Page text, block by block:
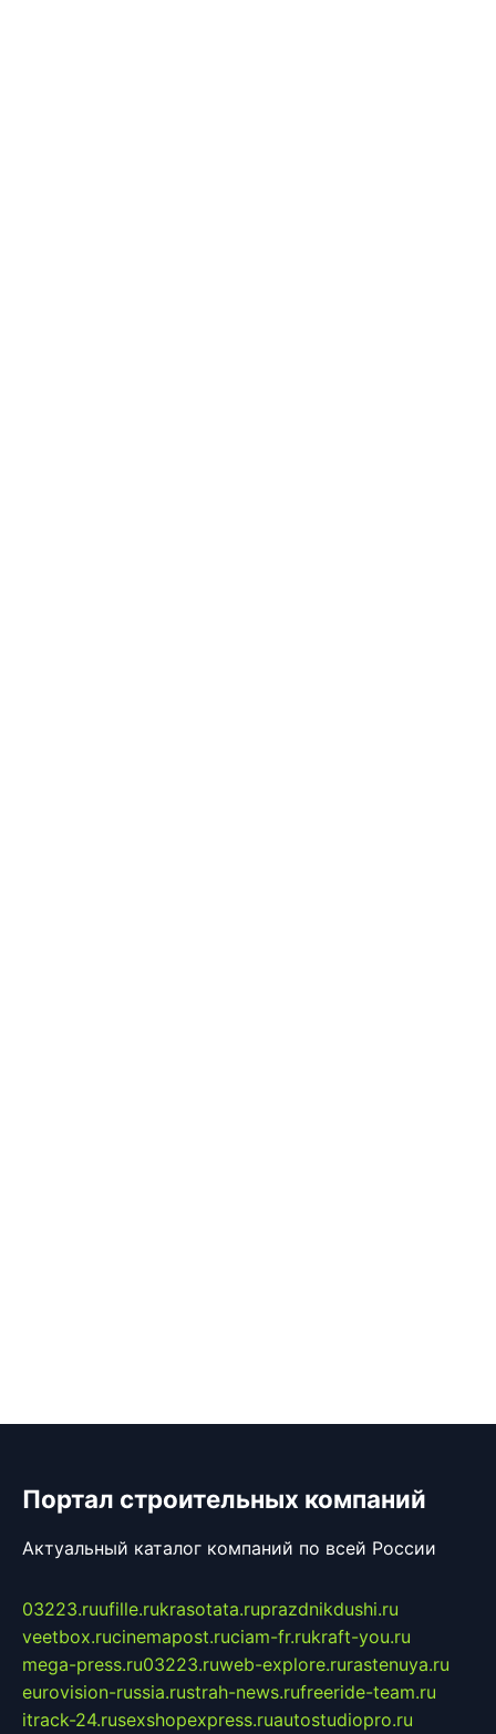
Портал строительных компаний
Актуальный каталог компаний по всей России
03223.ruufille.rukrasotata.ruprazdnikdushi.ru
veetbox.rucinemapost.ruciam-fr.rukraft-you.ru
mega-press.ru03223.ruweb-explore.rurastenuya.ru
eurovision-russia.rustrah-news.rufreeride-team.ru
itrack-24.rusexshopexpress.ruautostudiopro.ru